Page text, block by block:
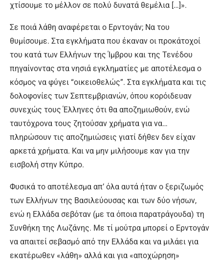
χτίσουμε το μέλλον σε πολύ δυνατά θεμέλια […]».
Σε ποιά λάθη αναφέρεται ο Ερντογάν; Να του
θυμίσουμε. Στα εγκλήματα που έκαναν οι προκάτοχοί
του κατά των Ελλήνων της Ίμβρου και της Τενέδου
πηγαίνοντας στα νησιά εγκληματίες με αποτέλεσμα ο
κόσμος να φύγει “οικειοθελώς”. Στα εγκλήματα και τις
δολοφονίες των Σεπτεμβριανών, όπου κορόιδευαν
συνεχώς τους Έλληνες ότι θα αποζημιωθούν, ενώ
ταυτόχρονα τους ζητούσαν χρήματα για να…
πληρώσουν τις αποζημιώσεις γιατί δήθεν δεν είχαν
αρκετά χρήματα. Και να μην μιλήσουμε καν για την
εισβολή στην Κύπρο.
Φυσικά το αποτέλεσμα απ’ όλα αυτά ήταν ο ξεριζωμός
των Ελλήνων της Βασιλεύουσας και των δύο νήσων,
ενώ η Ελλάδα σεβόταν (με τα όποια παρατράγουδα) τη
Συνθήκη της Λωζάνης. Με τί μούτρα μπορεί ο Ερντογάν
να απαιτεί σεβασμό από την Ελλάδα και να μιλάει για
εκατέρωθεν «λάθη» αλλά και για «αποχώρηση»